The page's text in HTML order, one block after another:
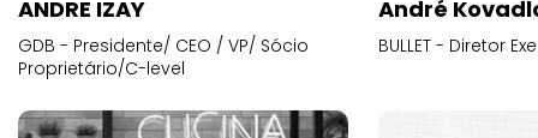
ANDRE IZAY
GDB - Presidente/ CEO / VP/ Sócio
Proprietário/C-level
André
BULLET - Diretor